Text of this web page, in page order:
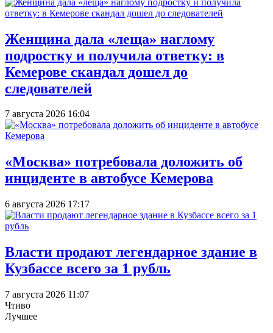
Женщина дала «леща» наглому
подростку и получила ответку: в
Кемерове скандал дошел до
следователей
7 августа 2026 16:04
«Москва» потребовала доложить об
инциденте в автобусе Кемерова
6 августа 2026 17:17
Власти продают легендарное здание в
Кузбассе всего за 1 рубль
7 августа 2026 11:07
Чтиво
Лучшее